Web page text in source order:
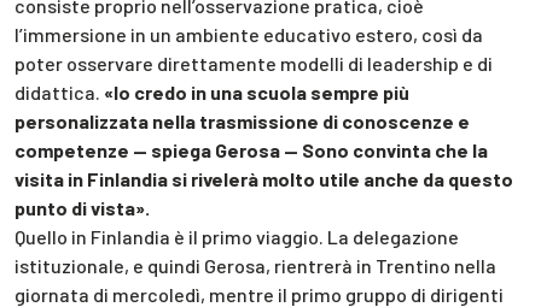
consiste proprio nell’osservazione pratica, cioè
l’immersione in un ambiente educativo estero, così da
poter osservare direttamente modelli di leadership e di
didattica. «Io credo in una scuola sempre più
personalizzata nella trasmissione di conoscenze e
competenze — spiega Gerosa — Sono convinta che la
visita in Finlandia si rivelerà molto utile anche da questo
punto di vista».
Quello in Finlandia è il primo viaggio. La delegazione
istituzionale, e quindi Gerosa, rientrerà in Trentino nella
giornata di mercoledì, mentre il primo gruppo di dirigenti